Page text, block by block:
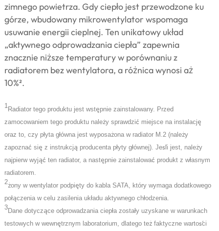
zimnego powietrza. Gdy ciepło jest przewodzone ku
górze, wbudowany mikrowentylator wspomaga
usuwanie energii cieplnej. Ten unikatowy układ
„aktywnego odprowadzania ciepła” zapewnia
znacznie niższe temperatury w porównaniu z
radiatorem bez wentylatora, a różnica wynosi aż
10%².
1Radiator tego produktu jest wstępnie zainstalowany. Przed
zamocowaniem tego produktu należy sprawdzić miejsce na instalację
oraz to, czy płyta główna jest wyposażona w radiator M.2 (należy
zapoznać się z instrukcją producenta płyty głównej). Jeś li jest, należy
najpierw wyjąć ten radiator, a następnie zainstalować produkt z własnym
radiatorem.
2żony w wentylator podpięty do kabla SATA, który wymaga dodatkowego
połączenia w celu zasilenia układu aktywnego chłodzenia.
3Dane dotyczące odprowadzania ciepła zostały uzyskane w warunkach
testowych w wewnętrznym laboratorium, dlatego teżfaktyczne wartości